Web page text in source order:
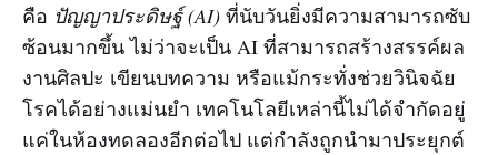
คือ ปัญญาประดิษฐ์ (AI) ที่นับวันยิ่งมีความสามารถซับ
ซ้อนมากขึ้น ไม่ว่าจะเป็น AI ที่สามารถสร้างสรรค์ผล
งานศิลปะ เขียนบทความ หรือแม้กระทั่งช่วยวินิจฉัย
โรคได้อย่างแม่นยำ เทคโนโลยีเหล่านี้ไม่ได้จำกัดอยู่
แค่ในห้องทดลองอีกต่อไป แต่กำลังถูกนำมาประยุกต์